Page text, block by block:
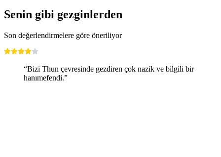
Senin gibi gezginlerden
Son değerlendirmelere göre öneriliyor
“Bizi Thun çevresinde gezdiren çok nazik ve bilgili bir
hanımefendi.”